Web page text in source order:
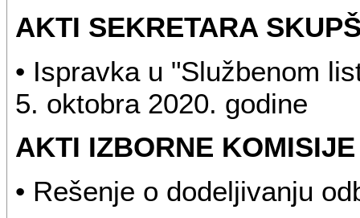
AKTI SEKRETARA
• Ispravka u "Službenom
5. oktobra 2020. godine
AKTI IZBORNE
• Rešenje o dodeljivanju